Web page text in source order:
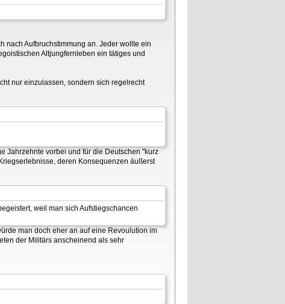
nach Aufbruchstimmung an. Jeder wollte ein
Altjungfernleben ein tätiges und
nur einzulassen, sondern sich regelrecht
Jahrzehnte vorbei und für die Deutschen "kurz
deren Konsequenzen äußerst
weil man sich Aufstiegschancen
man doch eher an auf eine Revoulution im
der Militärs anscheinend als sehr